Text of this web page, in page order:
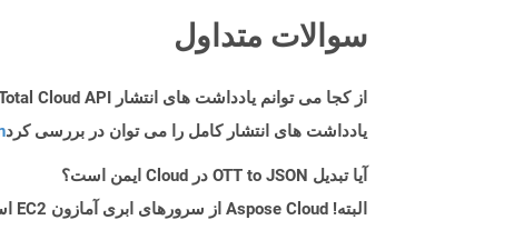
سوالات متداول
از کجا می توانم یادداشت های انتشار Aspose.Total Cloud API را برای C++ پیدا کنم؟
یادداشت های انتشار کامل را می توان در بررسی کرد
آیا تبدیل OTT to JSON در Cloud ایمن است؟